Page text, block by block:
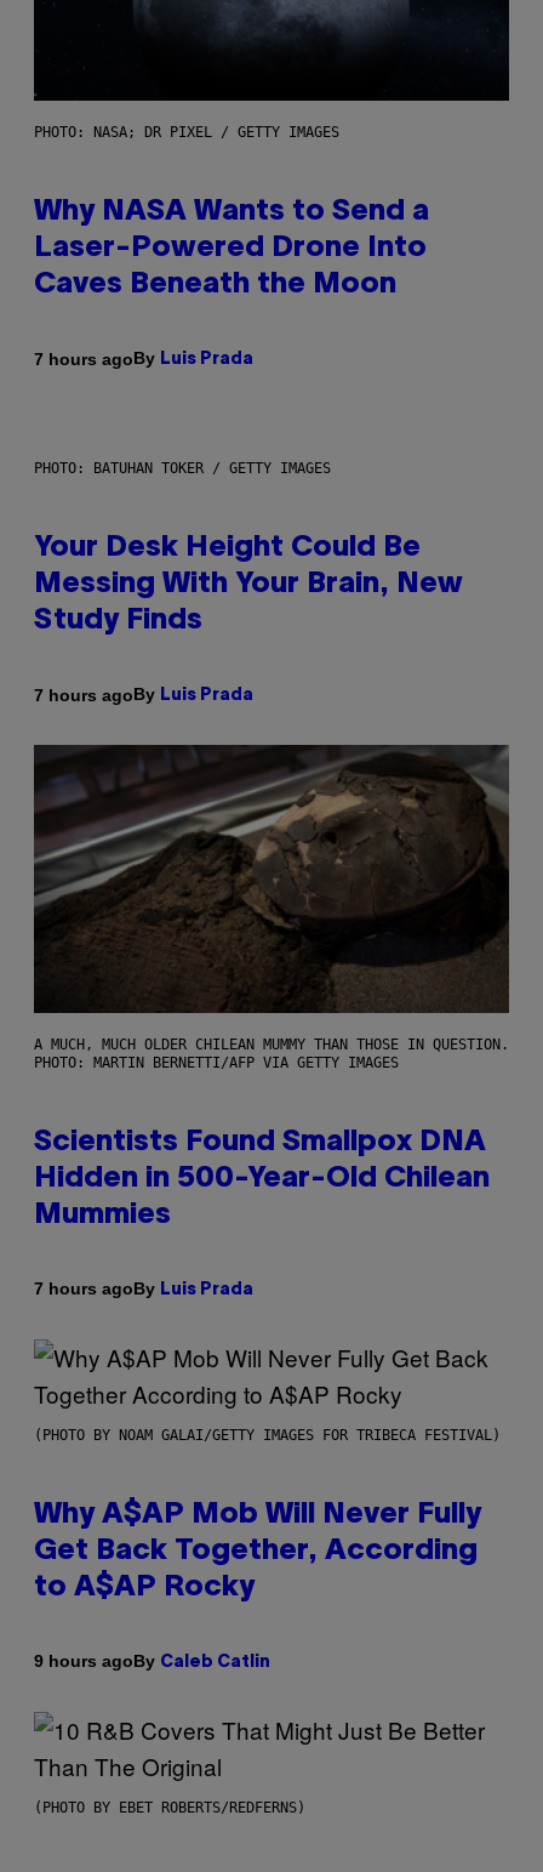
PHOTO: NASA; DR PIXEL / GETTY IMAGES
Why NASA Wants to Send a
Laser-Powered Drone Into
Caves Beneath the Moon
7 hours agoBy Luis Prada
PHOTO: BATUHAN TOKER / GETTY IMAGES
Your Desk Height Could Be
Messing With Your Brain, New
Study Finds
7 hours agoBy Luis Prada
A MUCH, MUCH OLDER CHILEAN MUMMY THAN THOSE IN QUESTION.
PHOTO: MARTIN BERNETTI/AFP VIA GETTY IMAGES
Scientists Found Smallpox DNA
Hidden in 500-Year-Old Chilean
Mummies
7 hours agoBy Luis Prada
(PHOTO BY NOAM GALAI/GETTY IMAGES FOR TRIBECA FESTIVAL)
Why A$AP Mob Will Never Fully
Get Back Together, According
to A$AP Rocky
9 hours agoBy Caleb Catlin
(PHOTO BY EBET ROBERTS/REDFERNS)